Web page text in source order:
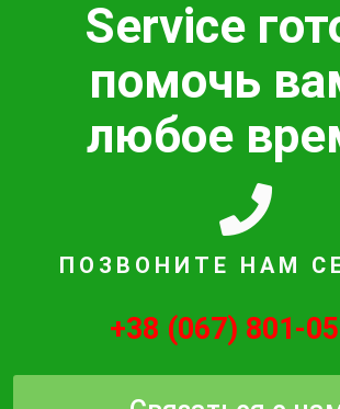
Service
помочь
любое
ПОЗВОНИТЕ НАМ
+38 (067) 801-